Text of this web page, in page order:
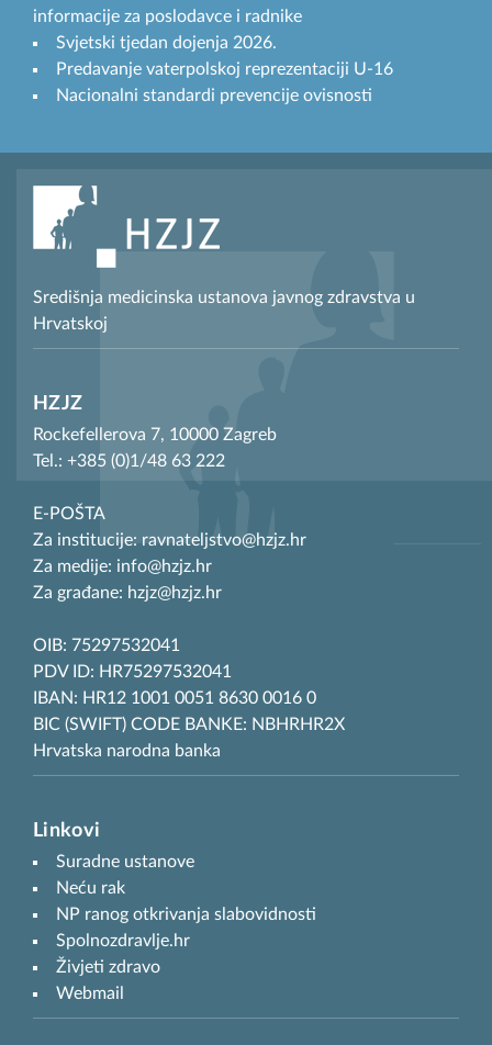
informacije za poslodavce i radnike
Svjetski tjedan dojenja 2026.
Predavanje vaterpolskoj reprezentaciji U-16
Nacionalni standardi prevencije ovisnosti
Središnja medicinska ustanova javnog zdravstva u
Hrvatskoj
HZJZ
Rockefellerova 7, 10000 Zagreb
Tel.: +385 (0)1/48 63 222
E-POŠTA
Za institucije: ravnateljstvo@hzjz.hr
Za medije: info@hzjz.hr
Za građane: hzjz@hzjz.hr
OIB: 75297532041
PDV ID: HR75297532041
IBAN: HR12 1001 0051 8630 0016 0
BIC (SWIFT) CODE BANKE: NBHRHR2X
Hrvatska narodna banka
Linkovi
Suradne ustanove
Neću rak
NP ranog otkrivanja slabovidnosti
Spolnozdravlje.hr
Živjeti zdravo
Webmail